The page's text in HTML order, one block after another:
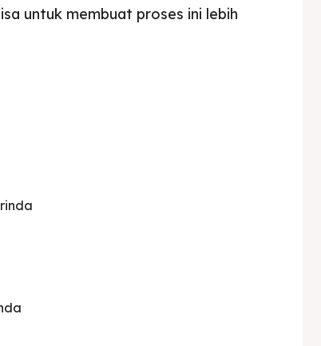
untuk membuat proses ini lebih